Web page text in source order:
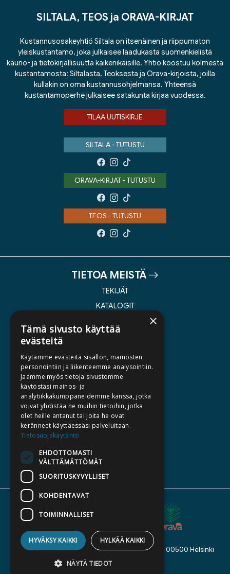
SILTALA, TEOS ja ORAVA-KIRJAT
Kustannusosakeyhtiö Siltala on itsenäinen ja riippumaton
yleiskustantamo, joka julkaisee laadukasta suomenkielistä
kauno- ja tietokirjallisuutta kaikenikäisille. Yhtiö koostuu kolmesta
kustantamosta: Siltalasta, Teoksesta ja Orava-kirjoista, joilla
kullakin on oma kustannusohjelmansa. Yhteensä
kustantamoperhe julkaisee satakunta kirjaa vuodessa.
TILAA UUTISKIRJE
SILTALA - TUTUSTU
ORAVA-KIRJAT - TUTUSTU
TEOS - TUTUSTU
TIETOA MEISTÄ
TEKIJÄT
KATALOGIT
KIRJA TILAUSTYÖNÄ
MEDIALLE
LASKUTUSOSOITTEET
SILTALA.FI
ENNAKKOTILATTAVAT
LAHJAKORTTI
Kustannusosakeyhtiö Siltala, Suvilahdenkatu 7, 00500 Helsinki
© 2026 Siltala
×
Tämä sivusto käyttää
evästeitä
Käytämme evästeitä sisällön, mainosten
personointiin ja liikenteemme analysointiin.
Jaamme myös tietoja sivustomme
käytöstäsi mainos- ja
analytiikkakumppaneidemme kanssa, jotka
voivat yhdistää ne muihin tietoihin, jotka
olet heille antanut tai joita he ovat
keränneet käyttäessäsi palveluitaan.
Tietosuojakäytäntö
EHDOTTOMASTI
VÄLTTÄMÄTTÖMÄT
SUORITUSKYVYLLISET
KOHDENTAVAT
TOIMINNALLISET
HYVÄKSY KAIKKI HYLKÄÄ KAIKKI
NÄYTÄ TIEDOT